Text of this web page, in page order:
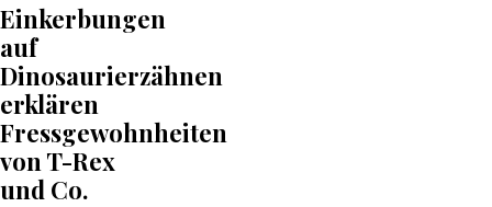
Einkerbungen
auf
Dinosaurierzähnen
erklären
Fressgewohnheiten
von T-Rex
und Co.